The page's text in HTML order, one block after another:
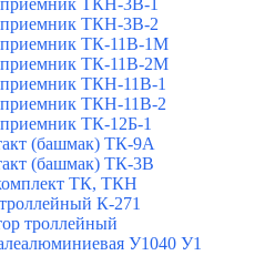
ТКН-3В-1
ТКН-3В-2
ТК-11В-1М
ТК-11В-2М
ТКН-11В-1
ТКН-11В-2
ТК-12Б-1
(башмак) ТК-9А
(башмак) ТК-3В
ТК, ТКН
троллейный К-271
троллейный
У1040 У1